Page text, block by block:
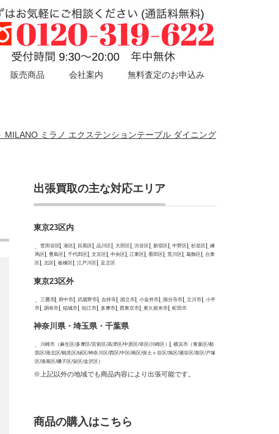
販売商品 会社案内 無料査定のお申込み
MILANO ミラノ エクステンションテーブル ダイニング
出張買取の主な対応エリア
東京23区内
世田谷区 港区 目黒区 品川区 大田区 渋谷区 新宿区 中野区 杉並区
練
馬区
豊島区 千代田区 文京区 中央区 江東区 墨田区 荒川区 葛飾区
台東
区
北区 板橋区 江戸川区 足立区
東京23区外
三鷹市 府中市 武蔵野市 吉祥寺 国立市 小金井市 国分寺市 立川市
小平
市
調布市 稲城市 狛江市 多摩市 西東京市 東久留米市 町田市
神奈川県・埼玉県・千葉県
川崎市（麻生区/多摩区/宮前区/高津区/中原区/幸区/川崎区）
横浜市（青葉区/都
筑区/港北区/鶴見区/緑区/神奈川区/西区/中区/南区/保土ヶ谷区/旭区/瀬谷区/泉区/戸塚
区/港南区/磯子区/栄区/金沢区）
※上記以外の地域でも商品内容により出張可能です。
商品の購入はこちら